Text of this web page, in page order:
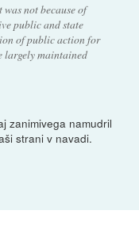
not because of
public and state
of public action for
largely maintained
zanimivega namudril
strani v navadi.